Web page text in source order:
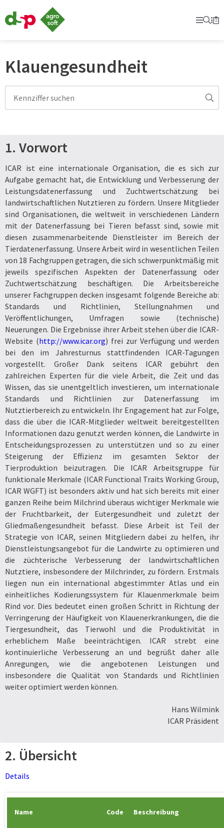
Klauengesundheit
1. Vorwort
ICAR ist eine internationale Organisation, die es sich zur
Aufgabe gemacht hat, die Entwicklung und Verbesserung der
Leistungsdatenerfassung und Zuchtwertschätzung bei
landwirtschaftlichen Nutztieren zu fördern. Unsere Mitglieder
sind Organisationen, die weltweit in verschiedenen Ländern
mit der Datenerfassung bei Tieren befasst sind, sowie mit
diesen zusammenarbeitende Dienstleister im Bereich der
Tierdatenerfassung. Unsere Arbeit wird in wesentlichen Teilen
von 18 Fachgruppen getragen, die sich schwerpunktmäßig mit
jeweils spezifischen Aspekten der Datenerfassung oder
Zuchtwertschätzung beschäftigen. Die Arbeitsbereiche
unserer Fachgruppen decken insgesamt folgende Bereiche ab:
Standards und Richtlinien, Stellungnahmen und
Veröffentlichungen, Umfragen sowie (technische)
Neuerungen. Die Ergebnisse ihrer Arbeit stehen über die ICAR-
Website (http://www.icar.org) frei zur Verfügung und werden
bei den im Jahresturnus stattfindenden ICAR-Tagungen
vorgestellt. Großer Dank seitens ICAR gebührt den
zahlreichen Experten für die viele Arbeit, die Zeit und das
Wissen, das sie unentgeltlich investieren, um internationale
Standards und Richtlinien zur Datenerfassung im
Nutztierbereich zu entwickeln. Ihr Engagement hat zur Folge,
dass die über die ICAR-Mitglieder weltweit bereitgestellten
Informationen dazu genutzt werden können, die Landwirte in
Entscheidungsprozessen zu unterstützen und so zu einer
Steigerung der Effizienz im gesamten Sektor der
Tierproduktion beizutragen. Die ICAR Arbeitsgruppe für
funktionale Merkmale (ICAR Functional Traits Working Group,
ICAR WGFT) ist besonders aktiv und hat sich bereits mit einer
ganzen Reihe beim Milchrind überaus wichtiger Merkmale wie
der Fruchtbarkeit, der Eutergesundheit und zuletzt der
Gliedmaßengesundheit befasst. Diese Arbeit ist Teil der
Strategie von ICAR, seinen Mitgliedern dabei zu helfen, ihr
Dienstleistungsangebot für die Landwirte zu optimieren und
die züchterische Verbesserung der landwirtschaftlichen
Nutztiere, insbesondere der Milchrinder, zu fördern. Erstmals
liegen nun ein international abgestimmter Atlas und ein
einheitliches Kodierungssystem für Klauenmerkmale beim
Rind vor. Dies bedeutet einen großen Schritt in Richtung der
Verringerung der Häufigkeit von Klauenerkrankungen, die die
Tiergesundheit, das Tierwohl und die Produktivität in
erheblichem Maße beeinträchtigen. ICAR strebt eine
kontinuierliche Verbesserung an und begrüßt daher alle
Anregungen, wie die angebotenen Leistungen und
insbesondere die Qualität von Standards und Richtlinien
weiter optimiert werden können.
Hans Wilmink
ICAR Präsident
2. Übersicht
Details
Name Code Beschreibung